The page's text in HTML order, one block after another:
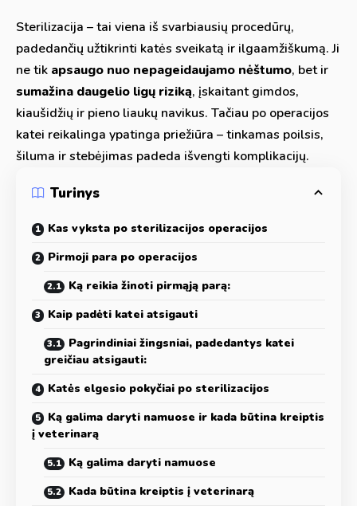
Sterilizacija – tai viena iš svarbiausių procedūrų,
padedančių užtikrinti katės sveikatą ir ilgaamžiškumą. Ji
ne tik apsaugo nuo nepageidaujamo nėštumo, bet ir
sumažina daugelio ligų riziką, įskaitant gimdos,
kiaušidžių ir pieno liaukų navikus. Tačiau po operacijos
katei reikalinga ypatinga priežiūra – tinkamas poilsis,
šiluma ir stebėjimas padeda išvengti komplikacijų.
Turinys
Kas vyksta po sterilizacijos operacijos
Pirmoji para po operacijos
Ką reikia žinoti pirmąją parą:
Kaip padėti katei atsigauti
Pagrindiniai žingsniai, padedantys katei
greičiau atsigauti:
Katės elgesio pokyčiai po sterilizacijos
Ką galima daryti namuose ir kada būtina kreiptis
į veterinarą
Ką galima daryti namuose
Kada būtina kreiptis į veterinarą